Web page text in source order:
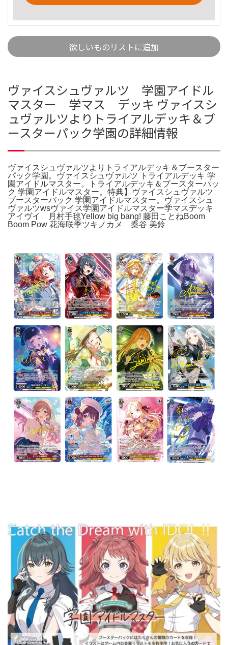
欲しいものリストに追加
ヴァイスシュヴァルツ 学園アイドル
マスター 学マス デッキ ヴァイスシ
ュヴァルツよりトライアルデッキ＆ブ
ースターパック学園の詳細情報
ヴァイスシュヴァルツよりトライアルデッキ＆ブースター
パック学園。ヴァイスシュヴァルツ トライアルデッキ 学
園アイドルマスター。トライアルデッキ＆ブースターパッ
ク 学園アイドルマスター。特典】ヴァイスシュヴァルツ
ブースターパック 学園アイドルマスター。ヴァイスシュ
ヴァルツwsヴァイス学園アイドルマスター学マスデッキ
アイヴイ 月村手毬Yellow big bang! 藤田ことねBoom
Boom Pow 花海咲季ツキノカメ 秦谷 美鈴